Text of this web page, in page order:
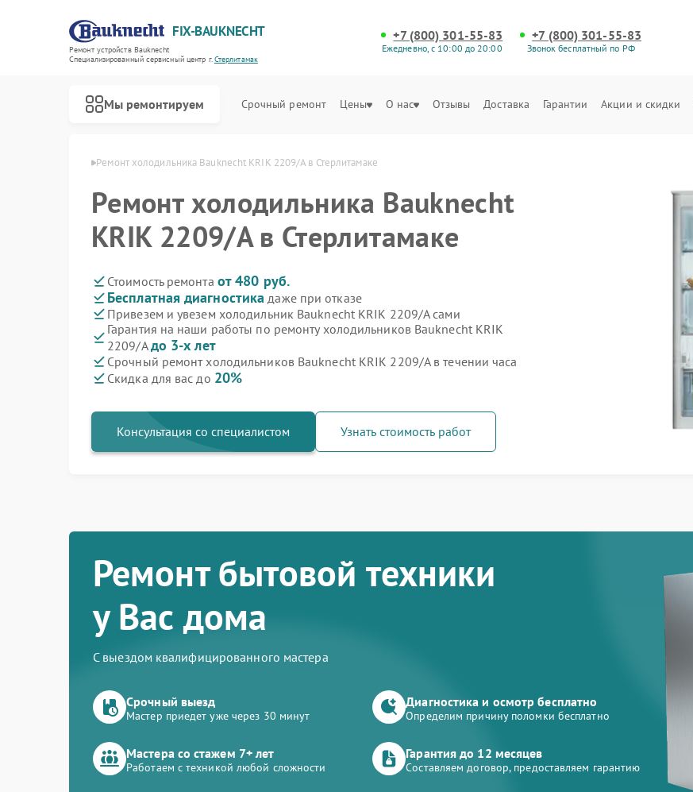
FIX-BAUKNECHT
Ремонт устройств Bauknecht
Специализированный cервисный центр г.Стерлитамак
+7 (800) 301-55-83
Ежедневно, с 10:00 до 20:00
+7 (800) 301-55-83
Звонок бесплатный по РФ
Мы ремонтируем Срочный ремонт Цены О нас Отзывы Доставка Гарантии Акции и скидки
в Стерлитамаке Ремонт холодильника Bauknecht KRIK 2209/A в Стерлитамаке
Ремонт холодильника Bauknecht
KRIK 2209/A в Стерлитамаке
Стоимость ремонта от 480 руб.
Бесплатная диагностика даже при отказе
Привезем и увезем холодильник Bauknecht KRIK 2209/A сами
Гарантия на наши работы по ремонту холодильников Bauknecht KRIK
2209/Aдо 3-х лет
Срочный ремонт холодильников Bauknecht KRIK 2209/A в течении часа
Скидка для вас до 20%
Консультация со специалистом Узнать стоимость работ
Ремонт бытовой техники
у Вас дома
С выездом квалифицированного мастера
Срочный выезд
Мастер приедет уже через 30 минут
Диагностика и осмотр бесплатно
Определим причину поломки бесплатно
Мастера со стажем 7+ лет
Работаем с техникой любой сложности
Гарантия до 12 месяцев
Составляем договор, предоставляем гарантию